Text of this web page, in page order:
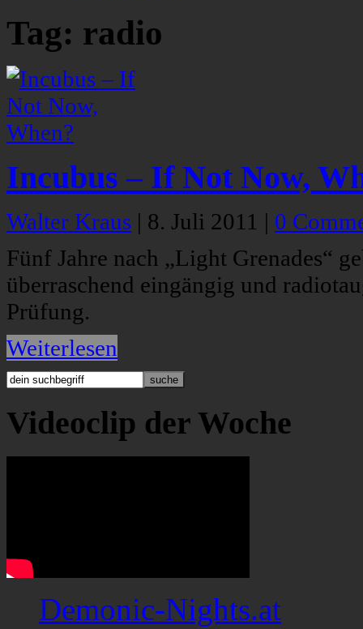
Tag: radio
Incubus – If Not Now,
Walter Kraus | 8. Juli 2011 | 0
Fünf Jahre nach „Light Grenades“
überraschend eingängig und
Prüfung.
Weiterlesen
Videoclip der Woche
Demonic-Nights.at